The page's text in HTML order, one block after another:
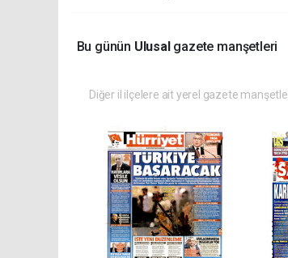
Bu günün Ulusalgazete manşetleri
Diğer il ilçelere ait yerel gazete